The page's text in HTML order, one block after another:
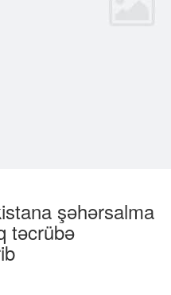
şəhərsalma
təcrübə